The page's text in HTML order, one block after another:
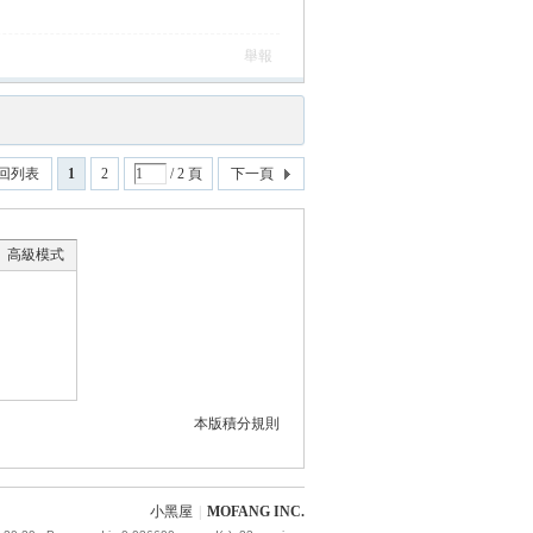
舉報
1 2 / 2 頁 下一頁
列表
高級模式
本版積分規則
小黑屋 MOFANG INC.